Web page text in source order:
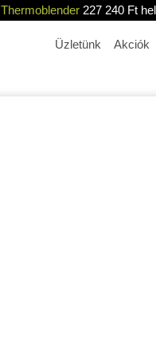
Thermoblender227 240 Ft
Üzletünk Akciók